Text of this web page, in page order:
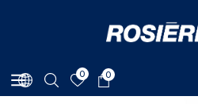
0 0